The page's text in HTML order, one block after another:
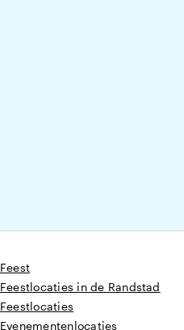
Feest
Feestlocaties in de Randstad
Feestlocaties
Evenementenlocaties